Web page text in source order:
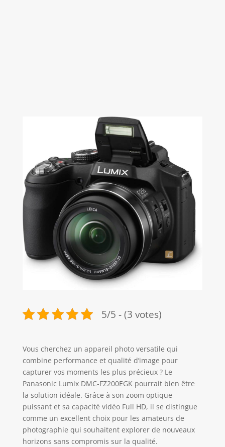
5/5 - (3 votes)
Vous cherchez un appareil photo versatile qui
combine performance et qualité d’image pour
capturer vos moments les plus précieux ? Le
Panasonic Lumix DMC-FZ200EGK pourrait bien être
la solution idéale. Grâce à son zoom optique
puissant et sa capacité vidéo Full HD, il se distingue
comme un excellent choix pour les amateurs de
photographie qui souhaitent explorer de nouveaux
horizons sans compromis sur la qualité.